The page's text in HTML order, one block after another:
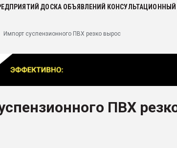
для
ДОСКА ОБЪЯВЛЕНИЙ
Импорт суспензионного ПВХ резко вырос
ПВХ